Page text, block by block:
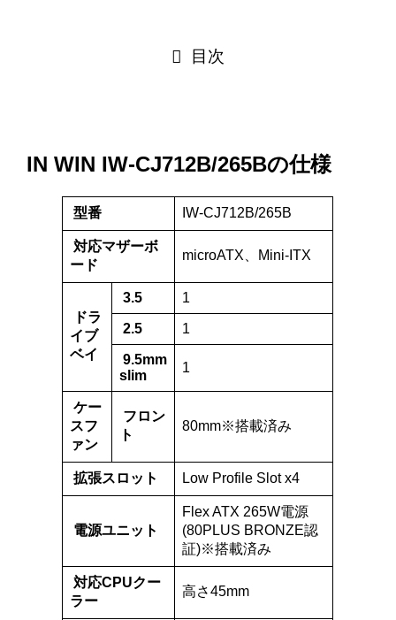
目次
IN WIN IW-CJ712B/265Bの仕様
型番 IW-CJ712B/265B
対応マザーボ
ード
microATX、Mini-ITX
ドラ
イブ
ベイ
3.5 1
2.5 1
9.5mm
slim
1
ケー
スフ
ァン
フロン
ト
80mm※搭載済み
拡張スロット Low Profile Slot x4
電源ユニット
Flex ATX 265W電源
(80PLUS BRONZE認
証)※搭載済み
対応CPUクー
ラー
高さ45mm